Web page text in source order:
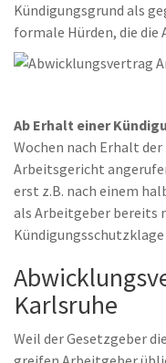
Kündigungsgrund als
formale Hürden, die die
Ab Erhalt einer
Wochen nach Erhalt
Arbeitsgericht
erst z.B. nach einem
als Arbeitgeber bereits
Karlsruhe
Weil der Gesetzgeber